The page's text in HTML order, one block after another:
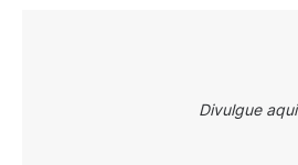
Divulgue aqui